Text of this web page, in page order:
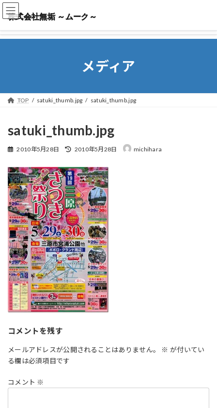
株式会社無垢 ～ムーク～
株式会社無垢 ～ムーク～
メディア
TOP satuki_thumb.jpg satuki_thumb.jpg
satuki_thumb.jpg
2010年5月28日
最
新
日
時
:
2010年5月28日 michihara
コメントを残す
メールアドレスが公開されることはありません。 ※ が付いてい
る欄は必須項目です
コメント ※